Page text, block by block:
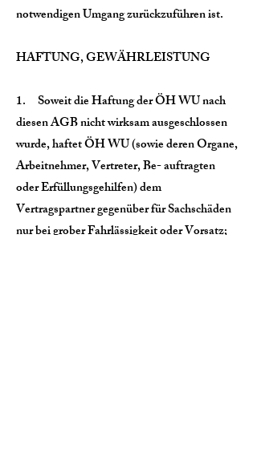
notwendigen Umgang zurückzuführen ist.
HAFTUNG, GEWÄHRLEISTUNG
1. Soweit die Haftung der ÖH WU nach
diesen AGB nicht wirksam ausgeschlossen
wurde, haftet ÖH WU (sowie deren Organe,
Arbeitnehmer, Vertreter, Be- auftragten
oder Erfüllungsgehilfen) dem
Vertragspartner gegenüber für Sachschäden
nur bei grober Fahrlässigkeit oder Vorsatz;